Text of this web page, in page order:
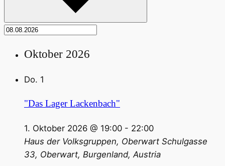
Oktober 2026
Do. 1
"Das Lager Lackenbach"
1. Oktober 2026 @ 19:00 - 22:00
Haus der Volksgruppen, Oberwart Schulgasse
33, Oberwart, Burgenland, Austria